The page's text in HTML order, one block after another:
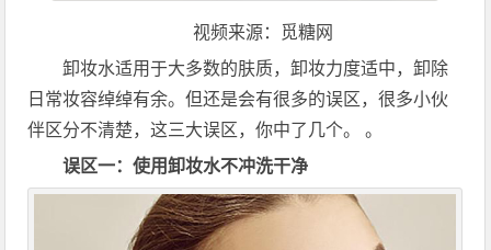
视频来源：觅糖网
卸妆水适用于大多数的肤质，卸妆力度适中，卸除
日常妆容绰绰有余。但还是会有很多的误区，很多小伙
伴区分不清楚，这三大误区，你中了几个。 。
误区一：使用卸妆水不冲洗干净